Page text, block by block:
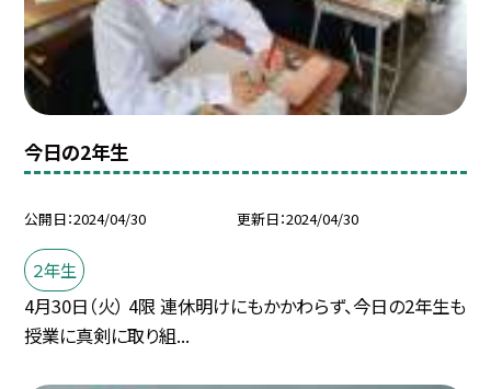
今日の2年生
公開日 2024/04/30 更新日 2024/04/30
２年生
4月30日（火） 4限 連休明けにもかかわらず、今日の2年生も
授業に真剣に取り組...